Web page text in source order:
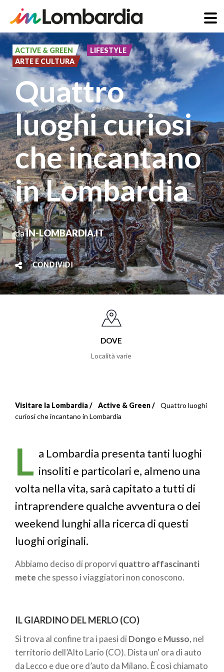
Salta
al
contenuto
principale
ACTIVE & GREEN
LIFESTYLE
ARTE E CULTURA
Quattro
luoghi curiosi
che incantano
in Lombardia
daIN-LOMBARDIA.IT
CONDIVIDI
DOVE
Località varie
Briciole
pane
Visitare la Lombardia Active & Green
Quattro luoghi
curiosi che incantano in Lombardia
L a Lombardia presenta tanti luoghi
insoliti e particolari e, almeno una
volta nella vita, sarà capitato a tutti di
intraprendere qualche avventura o dei
weekend lunghi alla ricerca di questi
luoghi originali.
Abbiamo deciso di proporvi quattro affascinanti
mete che spesso i viaggiatori non conoscono.
IL GIARDINO DEL MERLO (CO)
Si trova al confine tra i paesi di Dongo eMusso, nel
territorio dell’Alto Lario (CO). Dista un' ora di auto
da Lecco e due ore d’auto da Milano. È così chiamato